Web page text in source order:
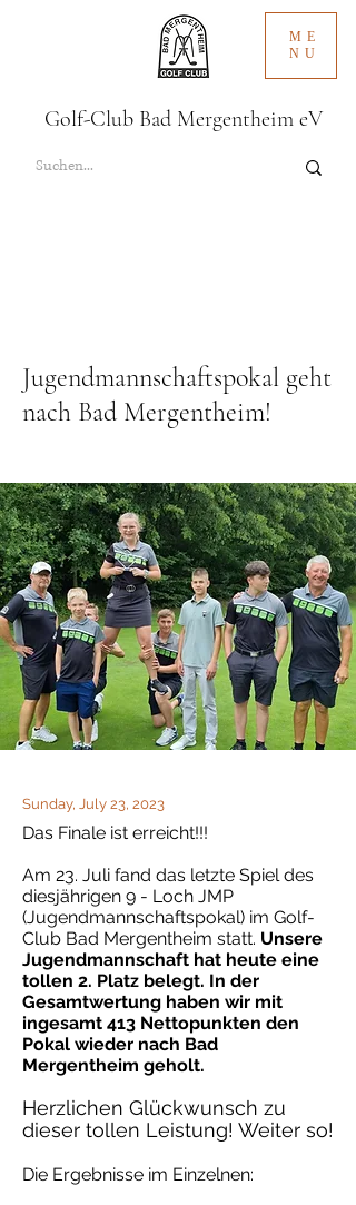
ME
NU
Golf-Club Bad Mergentheim eV
Jugendmannschaftspokal geht
nach Bad Mergentheim!
Sunday, July 23, 2023
Das Finale ist erreicht!!!
Am 23. Juli fand das letzte Spiel des
diesjährigen 9 - Loch JMP
(Jugendmannschaftspokal) im Golf-
Club Bad Mergentheim statt. Unsere
Jugendmannschaft hat heute eine
tollen 2. Platz belegt. In der
Gesamtwertung haben wir mit
ingesamt 413 Nettopunkten den
Pokal wieder nach Bad
Mergentheim geholt.
Herzlichen Glückwunsch zu
dieser tollen Leistung! Weiter so!
Die Ergebnisse im Einzelnen: